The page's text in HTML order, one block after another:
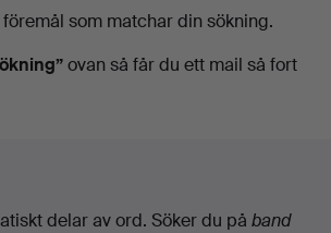
som matchar din sökning.
ovan så får du ett mail så fort
delar av ord. Söker du på band